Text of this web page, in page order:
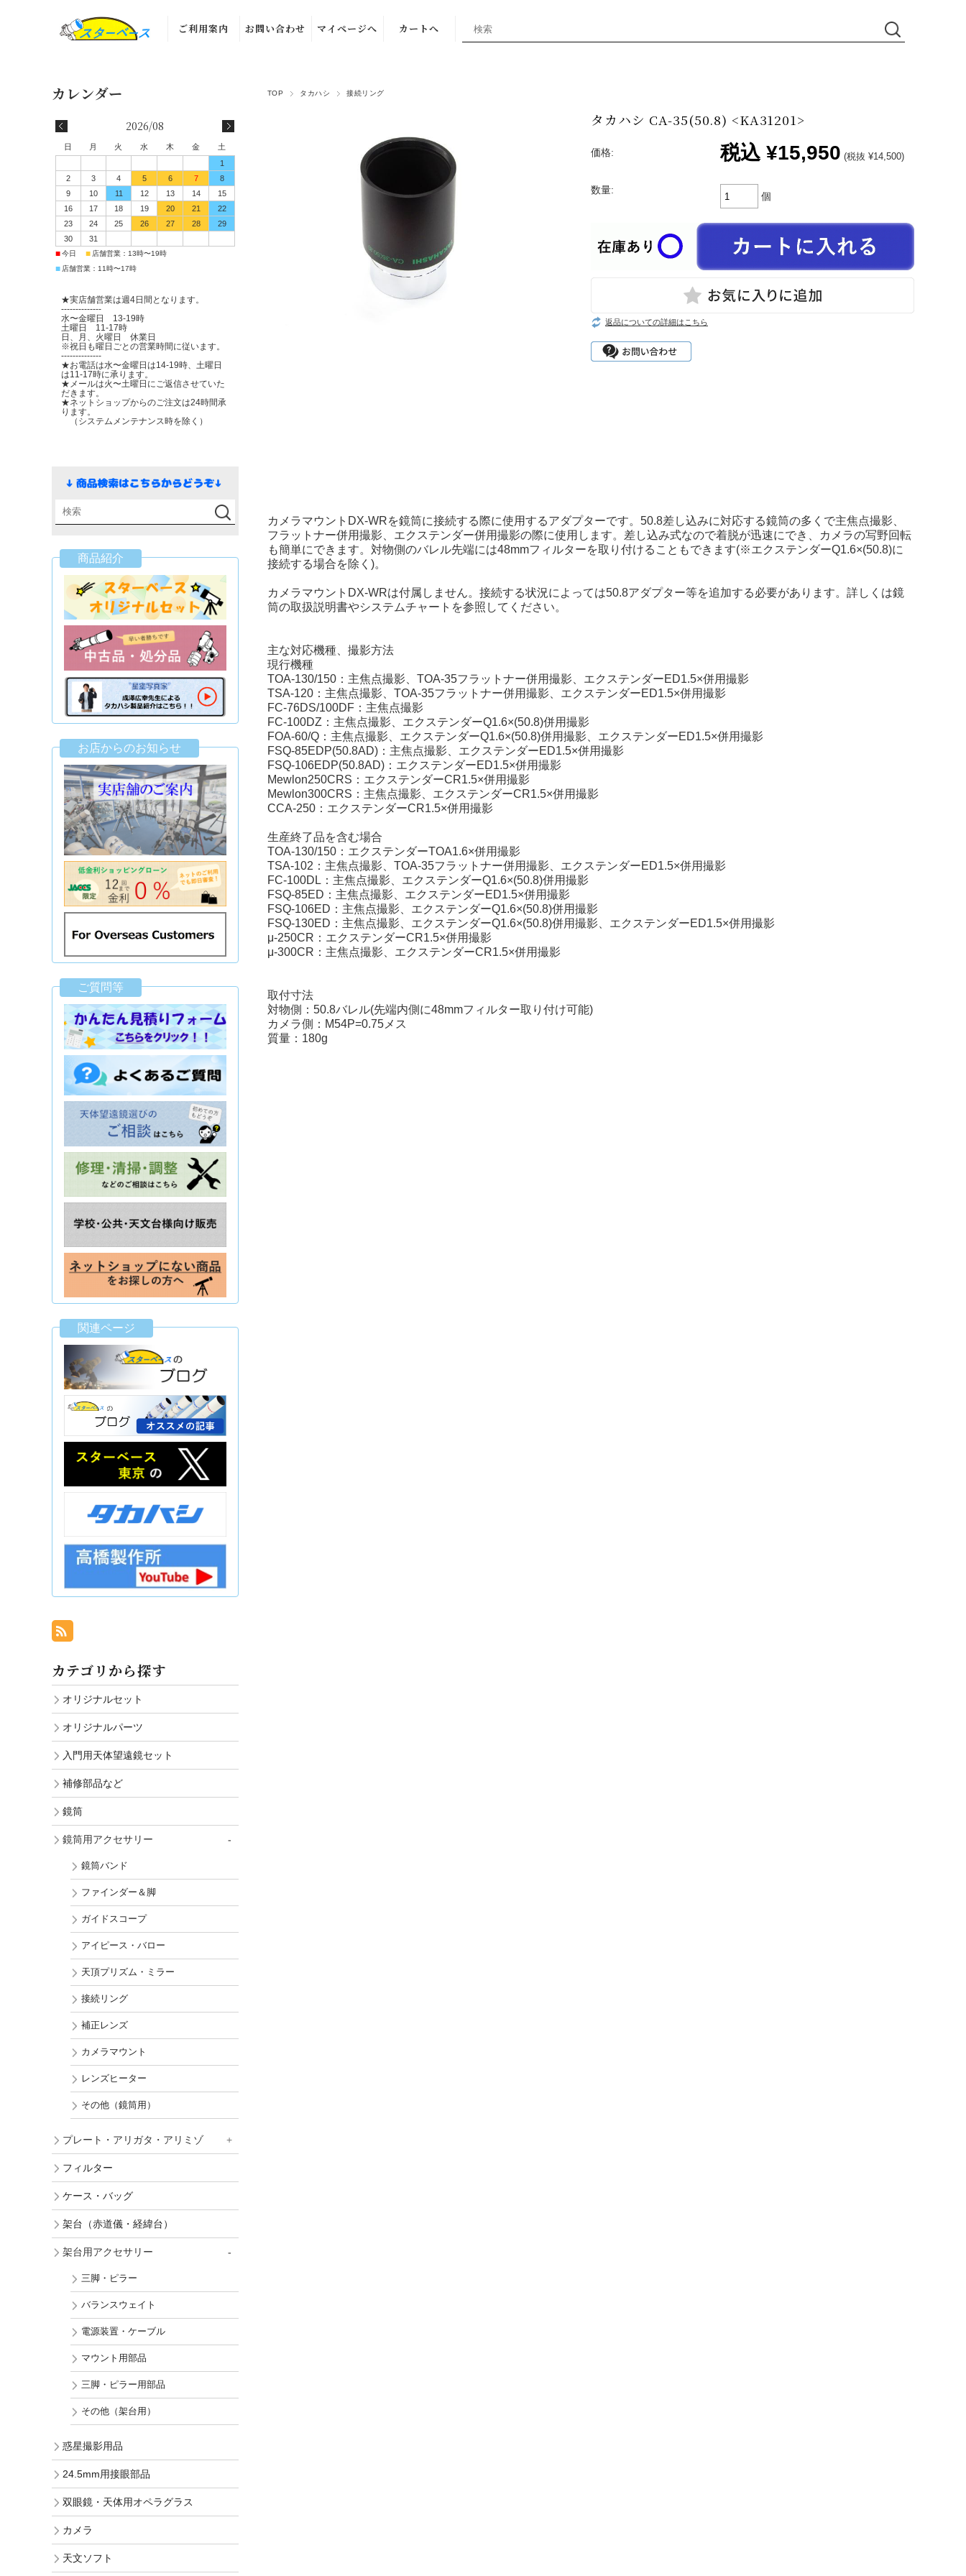
ご利用案内 お問い合わせ マイページへ カートへ
TOP タカハシ 接続リング
タカハシ CA-35(50.8) <KA31201>
価格: 税込 ¥15,950 (税抜 ¥14,500)
数量:
個
返品についての詳細はこちら
カメラマウントDX-WRを鏡筒に接続する際に使用するアダプターです。50.8差し込みに対応する鏡筒の多くで主焦点撮影、
フラットナー併用撮影、エクステンダー併用撮影の際に使用します。差し込み式なので着脱が迅速にでき、カメラの写野回転
も簡単にできます。対物側のバレル先端には48mmフィルターを取り付けることもできます(※エクステンダーQ1.6×(50.8)に
接続する場合を除く)。
カメラマウントDX-WRは付属しません。接続する状況によっては50.8アダプター等を追加する必要があります。詳しくは鏡
筒の取扱説明書やシステムチャートを参照してください。
主な対応機種、撮影方法
現行機種
TOA-130/150：主焦点撮影、TOA-35フラットナー併用撮影、エクステンダーED1.5×併用撮影
TSA-120：主焦点撮影、TOA-35フラットナー併用撮影、エクステンダーED1.5×併用撮影
FC-76DS/100DF：主焦点撮影
FC-100DZ：主焦点撮影、エクステンダーQ1.6×(50.8)併用撮影
FOA-60/Q：主焦点撮影、エクステンダーQ1.6×(50.8)併用撮影、エクステンダーED1.5×併用撮影
FSQ-85EDP(50.8AD)：主焦点撮影、エクステンダーED1.5×併用撮影
FSQ-106EDP(50.8AD)：エクステンダーED1.5×併用撮影
Mewlon250CRS：エクステンダーCR1.5×併用撮影
Mewlon300CRS：主焦点撮影、エクステンダーCR1.5×併用撮影
CCA-250：エクステンダーCR1.5×併用撮影
生産終了品を含む場合
TOA-130/150：エクステンダーTOA1.6×併用撮影
TSA-102：主焦点撮影、TOA-35フラットナー併用撮影、エクステンダーED1.5×併用撮影
FC-100DL：主焦点撮影、エクステンダーQ1.6×(50.8)併用撮影
FSQ-85ED：主焦点撮影、エクステンダーED1.5×併用撮影
FSQ-106ED：主焦点撮影、エクステンダーQ1.6×(50.8)併用撮影
FSQ-130ED：主焦点撮影、エクステンダーQ1.6×(50.8)併用撮影、エクステンダーED1.5×併用撮影
μ-250CR：エクステンダーCR1.5×併用撮影
μ-300CR：主焦点撮影、エクステンダーCR1.5×併用撮影
取付寸法
対物側：50.8バレル(先端内側に48mmフィルター取り付け可能)
カメラ側：M54P=0.75メス
質量：180g
2026/08
日 月 火 水 木 金
土
1
2
3 4 5 6 7
8
9
10 11 12 13 14
15
16
17 18 19 20 21
22
23
24 25 26 27 28
29
30
31
■今日 ■ 店舗営業：13時〜19時
■ 店舗営業：11時〜17時
★実店舗営業は週4日間となります。
--------------
水〜金曜日 13-19時
土曜日 11-17時
日、月、火曜日 休業日
※祝日も曜日ごとの営業時間に従います。
--------------
★お電話は水〜金曜日は14-19時、土曜日
は11-17時に承ります。
★メールは火〜土曜日にご返信させていた
だきます。
★ネットショップからのご注文は24時間承
ります。
（システムメンテナンス時を除く）
商品紹介
お店からのお知らせ
ご質問等
関連ページ
カテゴリから探す
オリジナルセット
オリジナルパーツ
入門用天体望遠鏡セット
補修部品など
鏡筒
鏡筒用アクセサリー
鏡筒バンド
ファインダー＆脚
ガイドスコープ
アイピース・バロー
天頂プリズム・ミラー
接続リング
補正レンズ
カメラマウント
レンズヒーター
その他（鏡筒用）
プレート・アリガタ・アリミゾ
フィルター
ケース・バッグ
架台（赤道儀・経緯台）
架台用アクセサリー
三脚・ピラー
バランスウェイト
電源装置・ケーブル
マウント用部品
三脚・ピラー用部品
その他（架台用）
惑星撮影用品
24.5mm用接眼部品
双眼鏡・天体用オペラグラス
カメラ
天文ソフト